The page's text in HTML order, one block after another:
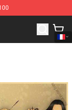
Revengers